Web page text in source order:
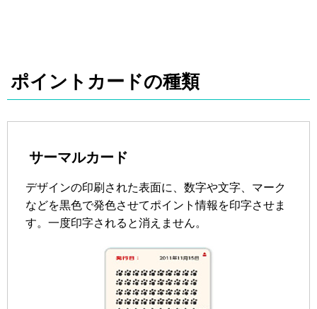
ポイントカードの種類
サーマルカード
デザインの印刷された表面に、数字や文字、マーク
などを黒色で発色させてポイント情報を印字させま
す。一度印字されると消えません。